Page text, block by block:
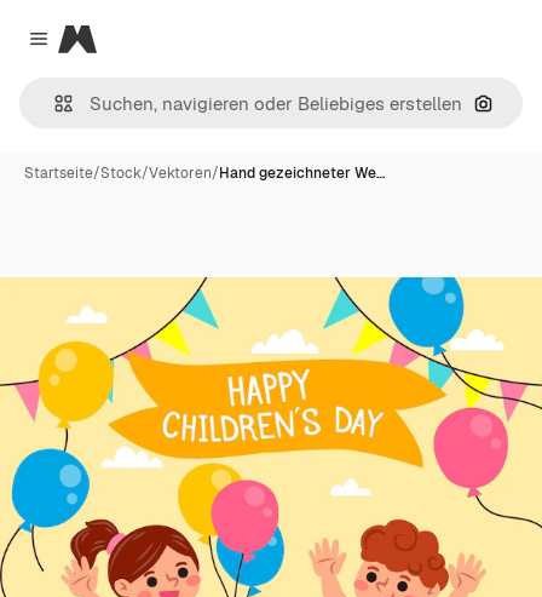
Close menu
Magnific
Nach
Startseite/Stock/Vektoren/Hand gezeichneter We…